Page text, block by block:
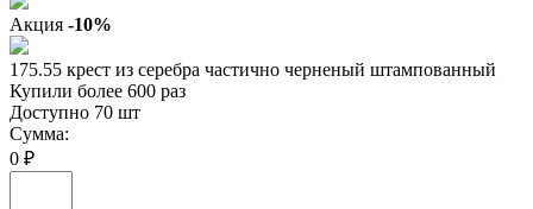
Акция -10%
175.55 крест из серебра частично черненый штампованный
Купили более 600 раз
Доступно 70 шт
Сумма:
0 ₽